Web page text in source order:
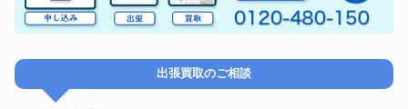
出張買取のご相談